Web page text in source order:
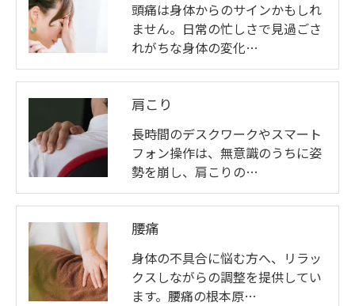
頭痛は身体からのサインかもしれ
ません。日常の忙しさで見過ごさ
れがちな身体の変化…
肩こり
長時間のデスクワークやスマート
フォン操作は、無意識のうちに姿
勢を崩し、肩こりの…
腰痛
身体の不具合に悩む方へ、リラッ
クスしながらの調整を提供してい
ます。腰痛の根本原…